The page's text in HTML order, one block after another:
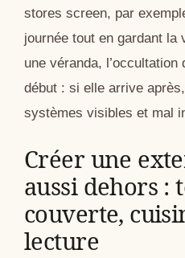
stores screen, par
journée tout en gardant la
une véranda,
début : si elle arrive
systèmes visibles et mal
Créer une
aussi dehors :
couverte,
lecture